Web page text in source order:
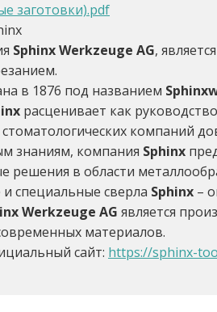
заготовки).pdf
Sphinx Werkzeuge AG,
в 1876 под названием
расценивает как
компаний
знаниям, компания Sphinx
решения в области
специальные сверла Sphinx –
Werkzeuge AG является
материалов.
сайт: https://sphinx-